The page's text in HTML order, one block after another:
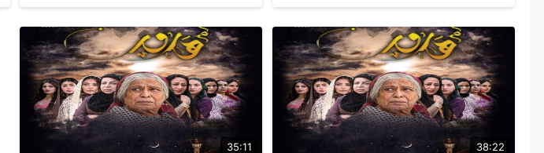
38:22
35:11